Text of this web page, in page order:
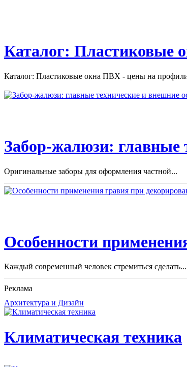
Каталог: Пластиковые
Каталог: Пластиковые окна ПВХ - цены на
Забор-жалюзи: главные
Оригинальные заборы для оформления частной...
Особенности
Каждый современный человек стремиться сделать...
Реклама
Архитектура и Дизайн
Климатическая техника